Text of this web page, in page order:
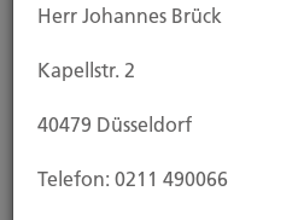
Seit 1903
sichern
Herr Johannes Brück
Kapellstr. 2
40479 Düsseldorf
Telefon: 0211 490066